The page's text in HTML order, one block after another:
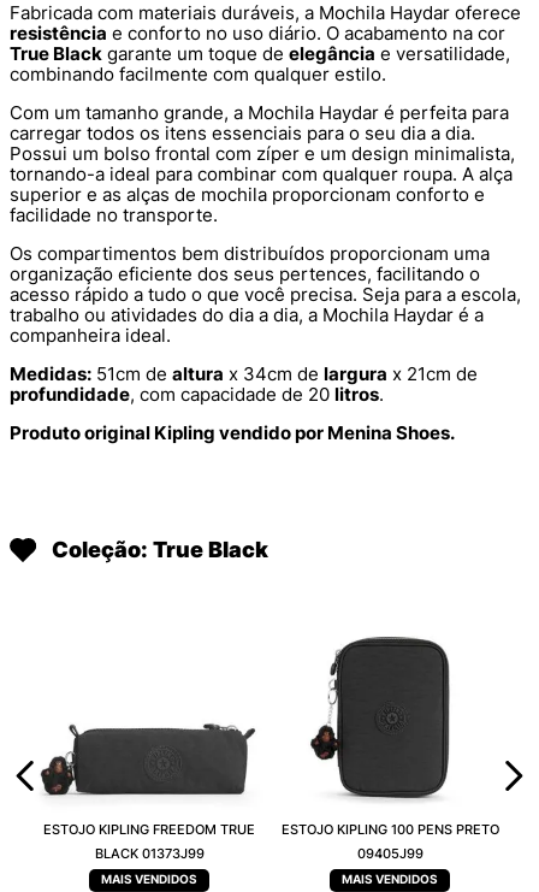
Fabricada com materiais duráveis, a Mochila Haydar oferece
resistência e conforto no uso diário. O acabamento na cor
True Black garante um toque de elegância e versatilidade,
combinando facilmente com qualquer estilo.
Com um tamanho grande, a Mochila Haydar é perfeita para
carregar todos os itens essenciais para o seu dia a dia.
Possui um bolso frontal com zíper e um design minimalista,
tornando-a ideal para combinar com qualquer roupa. A alça
superior e as alças de mochila proporcionam conforto e
facilidade no transporte.
Os compartimentos bem distribuídos proporcionam uma
organização eficiente dos seus pertences, facilitando o
acesso rápido a tudo o que você precisa. Seja para a escola,
trabalho ou atividades do dia a dia, a Mochila Haydar é a
companheira ideal.
Medidas: 51cm de altura x 34cm de largura x 21cm de
profundidade, com capacidade de 20 litros.
Produto original Kipling vendido por Menina Shoes.
Coleção: True Black
ESTOJO KIPLING FREEDOM TRUE
BLACK 01373J99
ESTOJO KIPLING 100 PENS PRETO
09405J99